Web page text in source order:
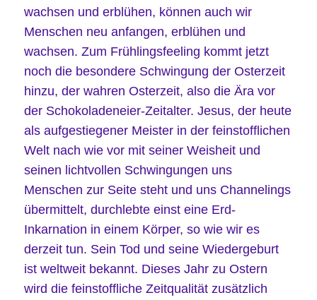
wachsen und erblühen, können auch wir
Menschen neu anfangen, erblühen und
wachsen. Zum Frühlingsfeeling kommt jetzt
noch die besondere Schwingung der Osterzeit
hinzu, der wahren Osterzeit, also die Ära vor
der Schokoladeneier-Zeitalter. Jesus, der heute
als aufgestiegener Meister in der feinstofflichen
Welt nach wie vor mit seiner Weisheit und
seinen lichtvollen Schwingungen uns
Menschen zur Seite steht und uns Channelings
übermittelt, durchlebte einst eine Erd-
Inkarnation in einem Körper, so wie wir es
derzeit tun. Sein Tod und seine Wiedergeburt
ist weltweit bekannt. Dieses Jahr zu Ostern
wird die feinstoffliche Zeitqualität zusätzlich